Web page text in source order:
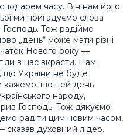
часу. Він нам його
ми пригадуємо слова
Тож радіймо
„день“ може мати різні
Нового року —
в нас вкрасти. Нам
що України не буде
кажемо, що цей день
народу,
Господь. Тож дякуємо
радіти цим новим часом,
духовний лідер.